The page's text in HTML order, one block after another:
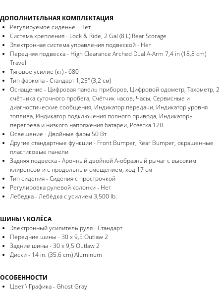
ДОПОЛНИТЕЛЬНАЯ КОМПЛЕКТАЦИЯ
Регулируемое сиденье - Нет
Система крепления - Lock & Ride, 2 Gal (8 L) Rear Storage
Электронная система управления подвеской - Нет
Передняя подвеска - High Clearance Arched Dual A-Arm 7,4 in (18,8 cm)
Travel
Тяговое усилие (кг) - 680
Тип фаркопа - Стандарт 1,25" (3,2 см)
Оснащение - Цифровая панель приборов, Цифровой одометр, Тахометр, 2
счётчика суточного пробега, Счётчик часов, Часы, Сервисные и
диагностические сообщения, Индикатор передачи, Индикатор уровня
топлива, Индикатор подключения полного привода, Индикаторы
перегрева и низкого напряжения батареи, Розетка 12В
Освещение - Двойные фары 50 Вт
Другие стандартные функции - Front Bumper, Rear Bumper, окрашенные
пластиковые панели
Задняя подвеска - Арочный двойной А-образный рычаг с высоким
клиренсом и с продольным смещением, ход 17 см
Тип сидения - Сидения с прострочкой
Регулировка рулевой колонки - Нет
Лебёдка - Лебёдка с усилием 3,500 lb.
ШИНЫ \ КОЛЁСА
Электронный усилитель руля - Стандарт
Передние шины - 30 x 9,5 Outlaw 2
Задние шины - 30 x 9,5 Outlaw 2
Диски - 14 in. (35.6 cm) Aluminum
ОСОБЕННОСТИ
Цвет \ Графика - Ghost Gray